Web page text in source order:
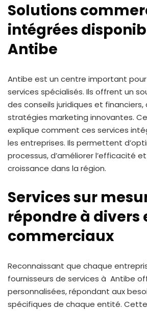
Solutions
intégrées
Antibe
Antibe est un centre important
services spécialisés. Ils offrent un
des conseils juridiques et financiers,
stratégies marketing innovantes.
explique comment ces services
les entreprises. Ils permettent
processus, d’améliorer l’efficacité
croissance dans la région.
Services sur
répondre à divers
commerciaux
Reconnaissant que chaque
fournisseurs de services à Antibe
personnalisées, répondant aux
spécifiques de chaque entité.